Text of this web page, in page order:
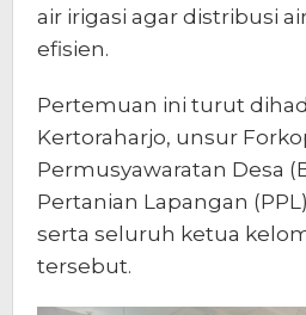
air irigasi agar distribusi
efisien.
Pertemuan ini turut
Kertoraharjo, unsur
Permusyawaratan Desa
Pertanian Lapangan
serta seluruh ketua
tersebut.